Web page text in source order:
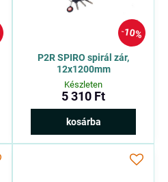
10%
P2R SPIRO spirál zár,
12x1200mm
Készleten
5 310 Ft
kosárba